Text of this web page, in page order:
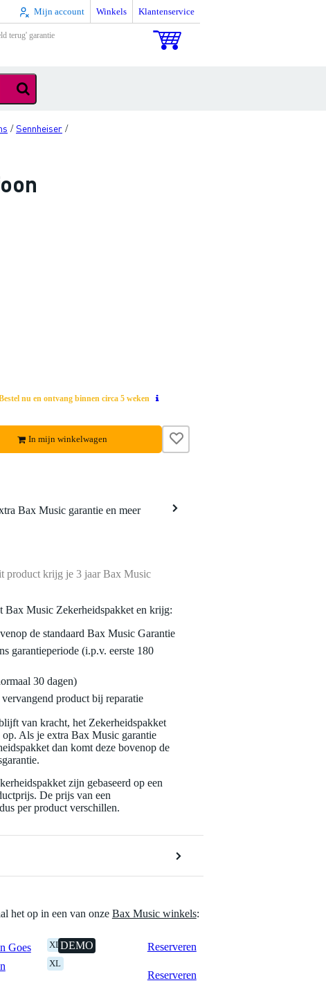
Mijn account Winkels Klantenservice
terug' garantie
/Sennheiser /
nu en ontvang binnen circa 5 weken
In mijn winkelwagen
Bax Music garantie en meer
product krijg je 3 jaar Bax Music
Bax Music Zekerheidspakket en krijg:
de standaard Bax Music Garantie
garantieperiode (i.p.v. eerste 180
30 dagen)
product bij reparatie
van kracht, het Zekerheidspakket
Als je extra Bax Music garantie
dan komt deze bovenop de
zijn gebaseerd op een
De prijs van een
per product verschillen.
het op in een van onze Bax Music winkels:
Goes XLDEMO
Reserveren
XL
Reserveren